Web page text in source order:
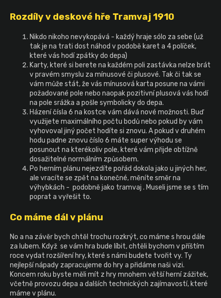
Rozdíly v deskové hře Tramvaj 1910
Nikdo nikoho nevykopává - každý hraje sólo za sebe (už
tak je na trati dost náhod v podobě karet a 4 políček,
které vás hodí zpátky do depa)
Karty, které si berete na každém poli zastávka nelze brát
v pravém smyslu za mínusové či plusové. Tak či tak se
vám může stát, že vás mínusová karta posune na vámi
požadované pole nebo naopak pozitivní plusová vás hodí
na pole srážka a pošle symbolicky do depa.
Házení čísla 6 na kostce vám dává nové možnosti. Buď
využijete maximálního počtu bodů nebo pokud by vám
vyhovoval jiný počet hodíte si znovu. A pokud v druhém
hodu padne znovu číslo 6 máte super výhodu se
posunout na kterékoliv pole, které vám přijde obtížně
dosažitelné normálním způsobem.
Po herním plánu nejezdíte pořád dokola jako u jiných her,
ale vracíte se zpět na konečné, měníte směr na
výhybkách - podobně jako tramvaj . Museli jsme se s tím
poprat a vyřešit to.
Co máme dál v plánu
No a na závěr bych chtěl trochu rozkrýt, co máme s hrou dále
za lubem. Když se vám hra bude líbit, chtěli bychom v příštím
roce vydat rozšíření hry, které s námi budete tvořit vy. Ty
nejlepší nápady zapracujeme do hry a přidáme naši vizi.
Koncem roku byste měli mít z hry mnohem větší herní zážitek,
včetně provozu depa a dalších technických zajímavostí, které
máme v plánu.